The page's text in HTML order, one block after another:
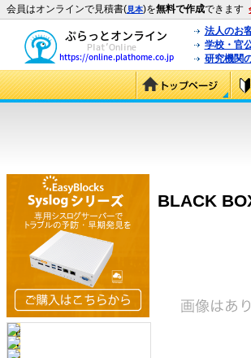
会員はオンラインで見積書(見本)を無料で作成できます
法人のお
学校・官
研究機関
BLACK